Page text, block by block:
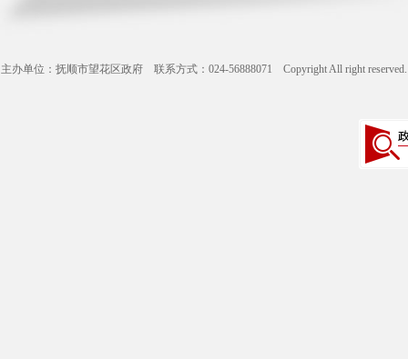
主办单位：抚顺市望花区政府 联系方式：024-56888071 Copyright All right